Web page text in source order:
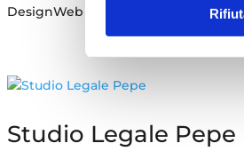
DesignWeb Design Omnia
Studio Legale Pepe